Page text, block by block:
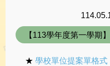
【113學年度第一學期】
★學校單位提案單格式